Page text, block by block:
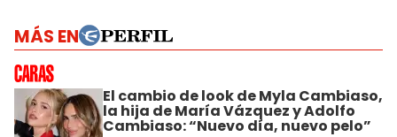
MÁS EN
El cambio de look de Myla Cambiaso,
la hija de María Vázquez y Adolfo
Cambiaso: “Nuevo día, nuevo pelo”